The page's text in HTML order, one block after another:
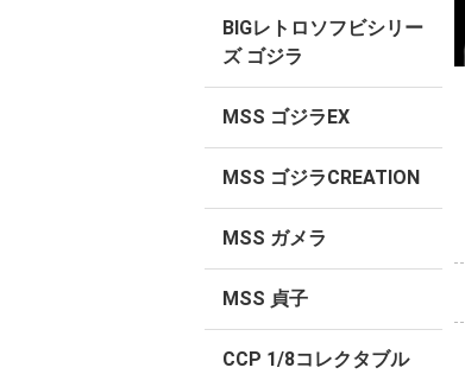
BIGレトロソフビシリー
ズ ゴジラ
MSS ゴジラEX
MSS ゴジラCREATION
MSS ガメラ
MSS 貞子
CCP 1/8コレクタブル